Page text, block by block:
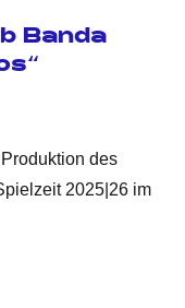
Banda
des
2025|26 im